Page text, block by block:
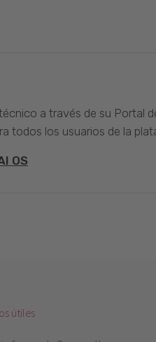
a través de su Portal
todos los usuarios de la
OS
útiles